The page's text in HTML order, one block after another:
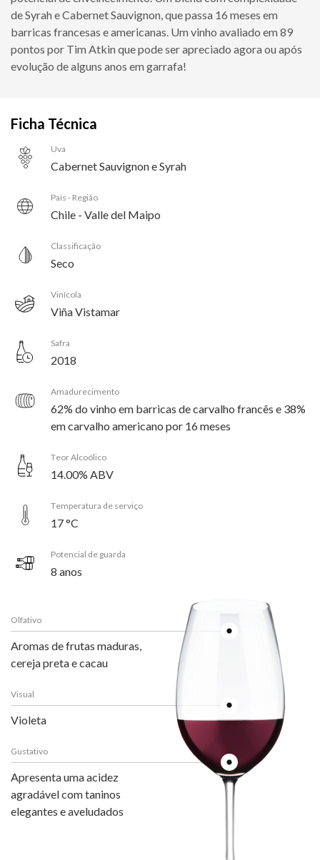
de Syrah e Cabernet Sauvignon, que passa 16 meses em
barricas francesas e americanas. Um vinho avaliado em 89
pontos por Tim Atkin que pode ser apreciado agora ou após
evolução de alguns anos em garrafa!
Ficha Técnica
Uva
Cabernet Sauvignon e Syrah
País - Região
Chile - Valle del Maipo
Classificação
Seco
Vinícola
Viña Vistamar
Safra
2018
Amadurecimento
62% do vinho em barricas de carvalho francês e 38%
em carvalho americano por 16 meses
Teor Alcoólico
14.00% ABV
Temperatura de serviço
17 °C
Potencial de guarda
8 anos
Olfativo
Aromas de frutas maduras,
cereja preta e cacau
Visual
Violeta
Gustativo
Apresenta uma acidez
agradável com taninos
elegantes e aveludados